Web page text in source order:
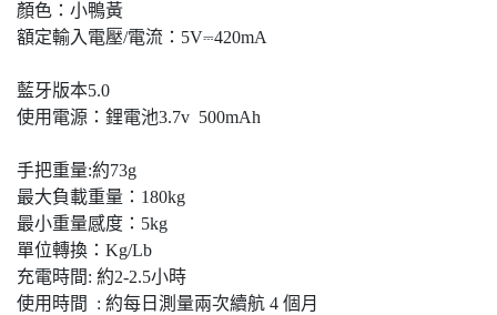
顏色：小鴨黃
額定輸入電壓/電流：5V⎓420mA
藍牙版本5.0
使用電源：鋰電池3.7v 500mAh
手把重量:約73g
最大負載重量：180kg
最小重量感度：5kg
單位轉換：Kg/Lb
充電時間: 約2-2.5小時
使用時間 : 約每日測量兩次續航 4 個月